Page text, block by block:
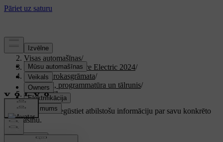
Atbalsts
Visas automašīnas/
XC40 Recharge Pure Electric 2024/
Lietotāja rokasgrāmata/
Displeji, programmatūra un tālrunis/
Balss vadība
Pielāgots atbalsts Iegūstiet atbilstošu informāciju par savu konkrēto
automašīnu.
Pierakstīties